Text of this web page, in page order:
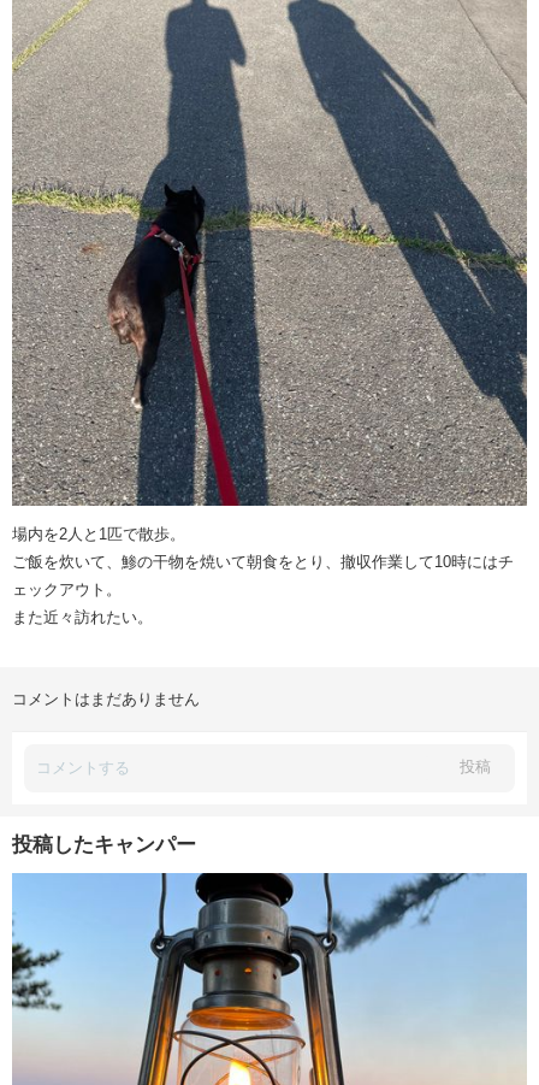
場内を2人と1匹で散歩。
ご飯を炊いて、鯵の干物を焼いて朝食をとり、撤収作業して10時にはチ
ェックアウト。
また近々訪れたい。
コメントはまだありません
投稿
投稿したキャンパー